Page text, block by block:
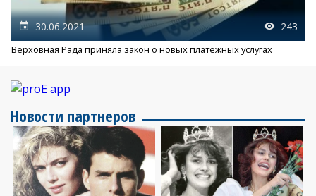
30.06.2021 243
Верховная Рада приняла закон о новых платежных услугах
Новости партнеров